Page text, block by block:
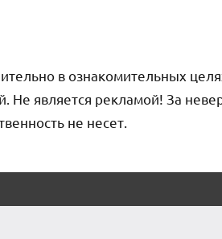
в ознакомительных
Не является рекламой! За
не несет.